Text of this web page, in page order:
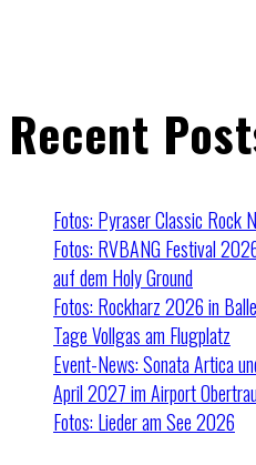
Recent
Fotos: Pyraser Classic Rock
Fotos: RVBANG Festival
auf dem Holy Ground
Fotos: Rockharz 2026 in
Tage Vollgas am Flugplatz
Event-News: Sonata Artica
April 2027 im Airport
Fotos: Lieder am See 2026